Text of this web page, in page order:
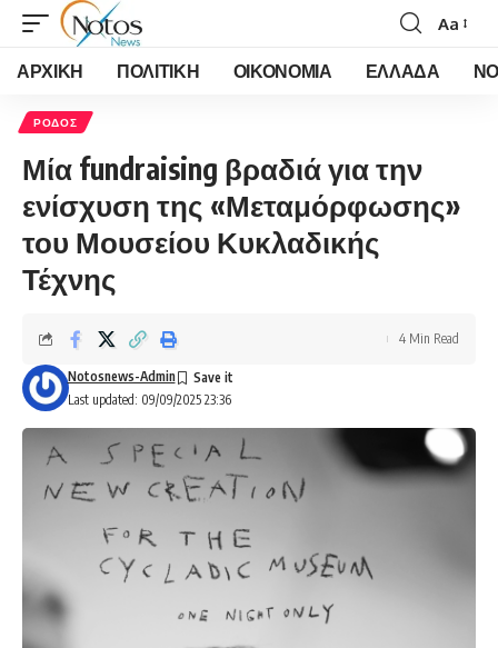
Font
Resizer
Aa
ΑΡΧΙΚΗ ΠΟΛΙΤΙΚΗ ΟΙΚΟΝΟΜΙΑ ΕΛΛΑΔΑ
ΡΟΔΟΣ
Μία fundraising βραδιά για την
ενίσχυση της «Μεταμόρφωσης»
του Μουσείου Κυκλαδικής
Τέχνης
Last updated: 09/09/2025 23:36
Notosnews-Admin
4 Min Read